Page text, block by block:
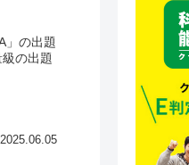
」の出題
の出題
2025.06.05